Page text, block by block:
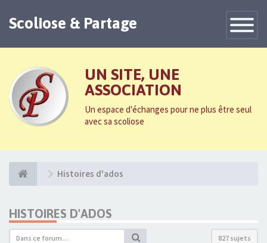
Toggle
Scoliose & Partage
UN SITE, UNE
ASSOCIATION
Un espace d'échanges pour ne plus être seul
avec sa scoliose
Histoires d'ados
HISTOIRES D'ADOS
827 sujets